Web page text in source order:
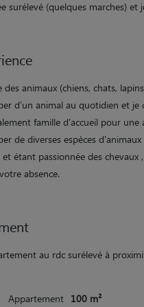
surélevé (quelques marches) et
des animaux (chiens, chats,
d'un animal au quotidien et je
famille d'accueil pour
de diverses espèces
étant passionnée des
absence.
au rdc surélevé à
Appartement 100 m²